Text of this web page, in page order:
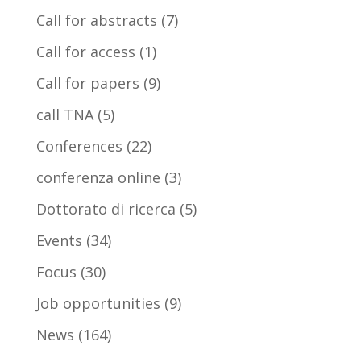
Call for abstracts (7)
Call for access (1)
Call for papers (9)
call TNA(5)
Conferences (22)
conferenza online (3)
Dottorato di ricerca (5)
Events (34)
Focus (30)
Job opportunities (9)
News (164)